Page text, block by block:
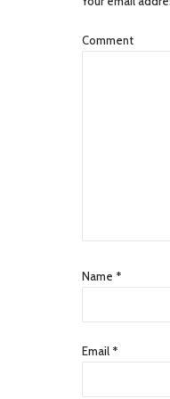
Comment
Name *
Email *